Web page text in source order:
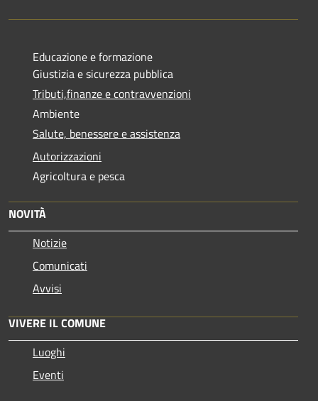
Educazione e formazione
Giustizia e sicurezza pubblica
Tributi,finanze e contravvenzioni
Ambiente
Salute, benessere e assistenza
Autorizzazioni
Agricoltura e pesca
NOVITÀ
Notizie
Comunicati
Avvisi
VIVERE IL COMUNE
Luoghi
Eventi